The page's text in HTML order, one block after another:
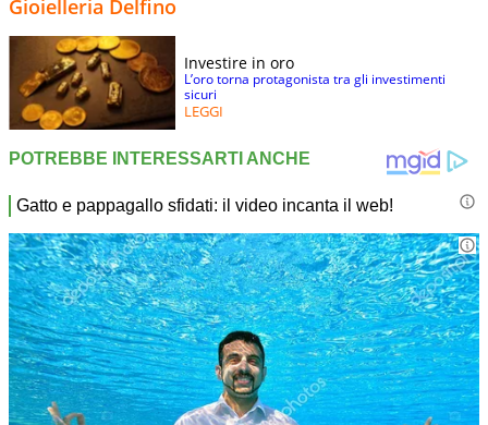
Gioielleria Delfino
Investire in oro
L’oro torna protagonista tra gli investimenti
sicuri
LEGGI